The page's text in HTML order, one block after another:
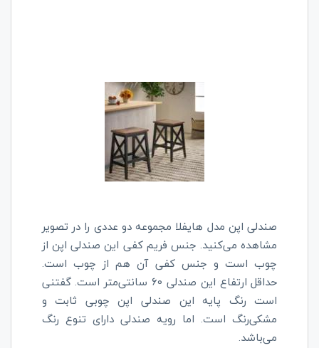
صندلی اپن مدل هایفلا مجموعه دو عددی را در تصویر
مشاهده می‌کنید. جنس فریم کفی این صندلی اپن از
چوب است و جنس کفی آن هم از چوب است.
حداقل ارتفاع این صندلی 60 سانتی‌متر است. گفتنی
است رنگ پایه این صندلی اپن چوبی ثابت و
مشکی‌رنگ است. اما رویه صندلی دارای تنوع رنگ
می‌باشد.